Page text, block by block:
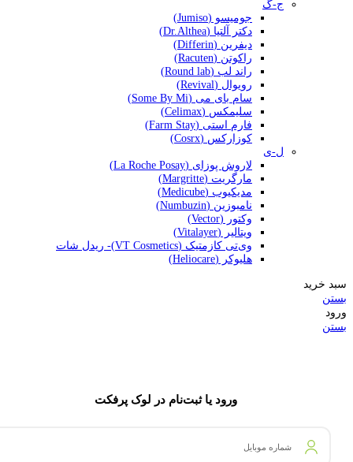
ج-گ
جومیسو (Jumiso)
دکتر آلتیا (Dr.Althea)
دیفرین (Differin)
راکوتن (Racuten)
راند لب (Round lab)
رویوال (Revival)
سام بای می (Some By Mi)
سلیمکس (Celimax)
فارم استی (Farm Stay)
کوزارکس (Cosrx)
ل-ی
لاروش پوزای (La Roche Posay)
مارگریت (Margritte)
مدیکیوب (Medicube)
نامبوزین (Numbuzin)
وکتور (Vector)
ویتالیر (Vitalayer)
وی‌تی کازمتیک (VT Cosmetics)- ریدل شات
هلیوکر (Heliocare)
سبد خرید
بستن
ورود
بستن
ورود یا ثبت‌نام در لوک پرفکت
شماره موبایل